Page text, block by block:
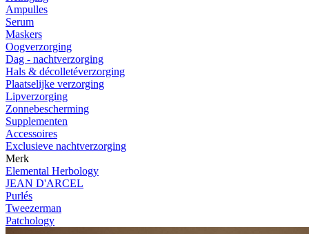
Ampulles
Serum
Maskers
Oogverzorging
Dag - nachtverzorging
Hals & décolletéverzorging
Plaatselijke verzorging
Lipverzorging
Zonnebescherming
Supplementen
Accessoires
Exclusieve nachtverzorging
Merk
Elemental Herbology
JEAN D'ARCEL
Purlés
Tweezerman
Patchology